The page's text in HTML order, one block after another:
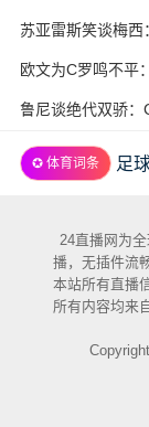
收渔利
苏亚雷斯笑谈梅西
欧文为C罗鸣不平
鲁尼谈绝代双骄：
✪ 体育词条 足
24直播网为
播，无插件流
本站所有直播
所有内容均来